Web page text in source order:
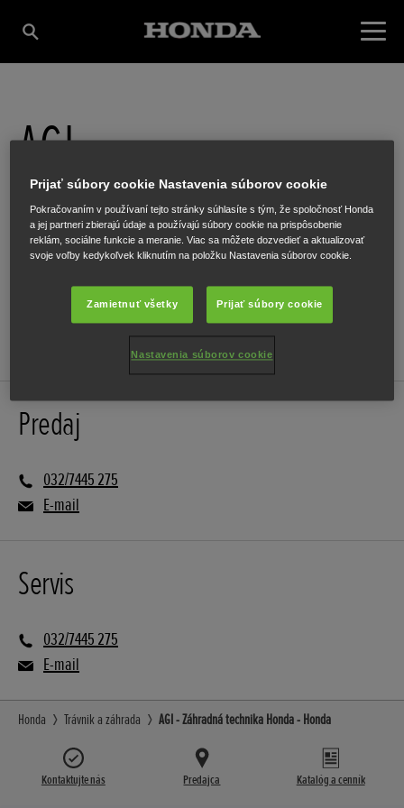
AGI
Električná 23,TRENČÍN,911 01
ZÍSKAŤ NAVIGAČNÉ POKYNY
WEBOVÁ LOKALITA
Predaj
032/7445 275
E-mail
Servis
032/7445 275
E-mail
Honda Trávnik a záhrada AGI - Záhradná technika Honda - Honda
Kontaktujte nás Predajca Katalóg a cenník
Prijať súbory cookie Nastavenia súborov cookie
Pokračovaním v používaní tejto stránky súhlasíte s tým, že spoločnosť Honda
a jej partneri zbierajú údaje a používajú súbory cookie na prispôsobenie
reklám, sociálne funkcie a meranie. Viac sa môžete dozvedieť a aktualizovať
svoje voľby kedykoľvek kliknutím na položku Nastavenia súborov cookie.
Zamietnuť všetky Prijať súbory cookie
Nastavenia súborov cookie